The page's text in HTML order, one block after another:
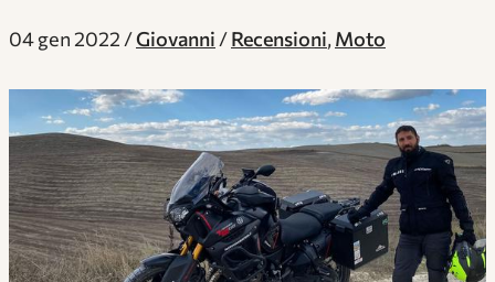
04 gen 2022 Giovanni Recensioni, Moto